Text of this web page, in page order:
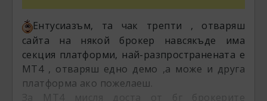
Ентусиазъм, та чак трепти , отваряш
сайта на някой брокер навсякъде има
секция платформи, най-разпространената е
МТ4 , отваряш едно демо ,а може и друга
платформа ако пожелаеш.
За МТ4 мисля доста от бг брокерите